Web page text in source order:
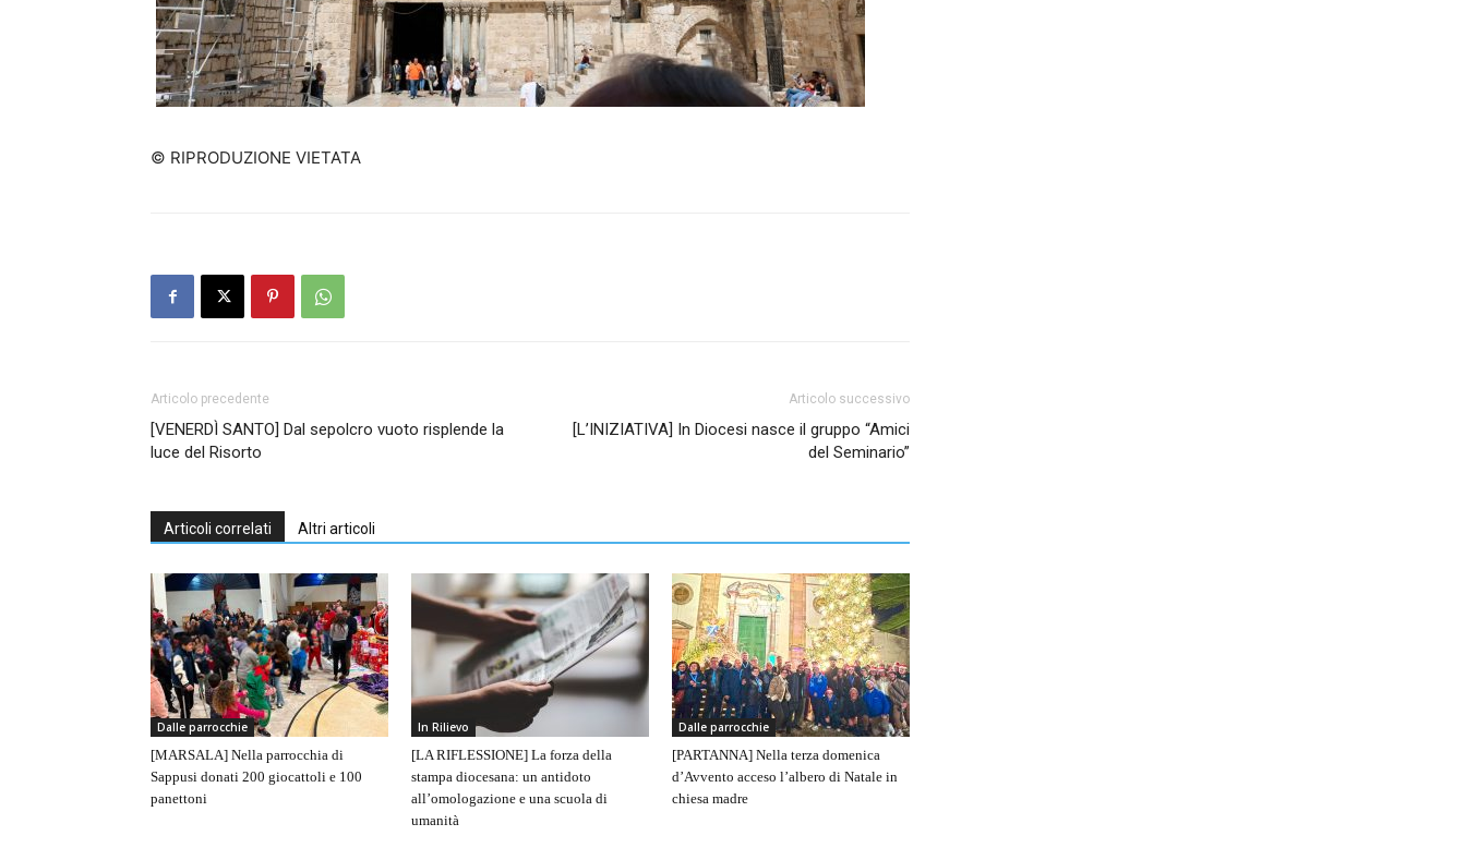
© RIPRODUZIONE VIETATA
Articolo precedente
[VENERDÌ SANTO] Dal sepolcro vuoto risplende la
luce del Risorto
Articolo successivo
[L’INIZIATIVA] In Diocesi nasce il gruppo “Amici
del Seminario”
Articoli correlati Altri articoli
Dalle parrocchie
[MARSALA] Nella parrocchia di
Sappusi donati 200 giocattoli e 100
panettoni
In Rilievo
[LA RIFLESSIONE] La forza della
stampa diocesana: un antidoto
all’omologazione e una scuola di
umanità
Dalle parrocchie
[PARTANNA] Nella terza domenica
d’Avvento acceso l’albero di Natale in
chiesa madre